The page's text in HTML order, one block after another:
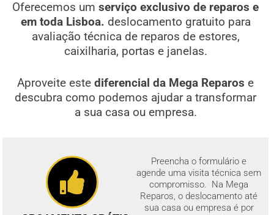
Oferecemos um serviço exclusivo de reparos e
em toda Lisboa. deslocamento gratuito para
avaliação técnica de reparos de estores,
caixilharia, portas e janelas.
Aproveite estediferencial da Mega Reparos e
descubra como podemos ajudar a transformar
a sua casa ou empresa.
Preencha o formulário e
agende uma visita técnica sem
compromisso. Na Mega
Reparos, o deslocamento até
sua casa ou empresa é por